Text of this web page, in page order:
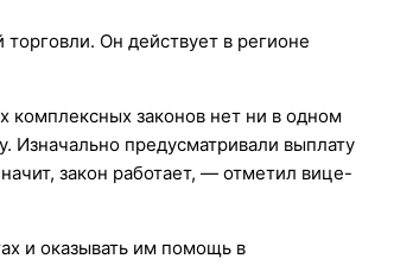
Он действует в регионе
комплексных законов нет ни в одном
Изначально предусматривали выплату
закон работает, — отметил вице-
и оказывать им помощь в